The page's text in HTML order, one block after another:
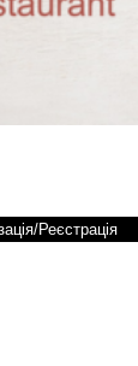
Реєстрація